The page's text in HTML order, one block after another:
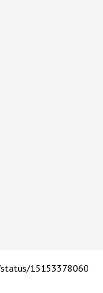
15153378060